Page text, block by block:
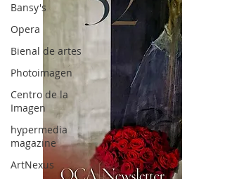
Bansy's
Opera
Bienal de artes
Photoimagen
Centro de la
Imagen
hypermedia
magazine
ArtNexus